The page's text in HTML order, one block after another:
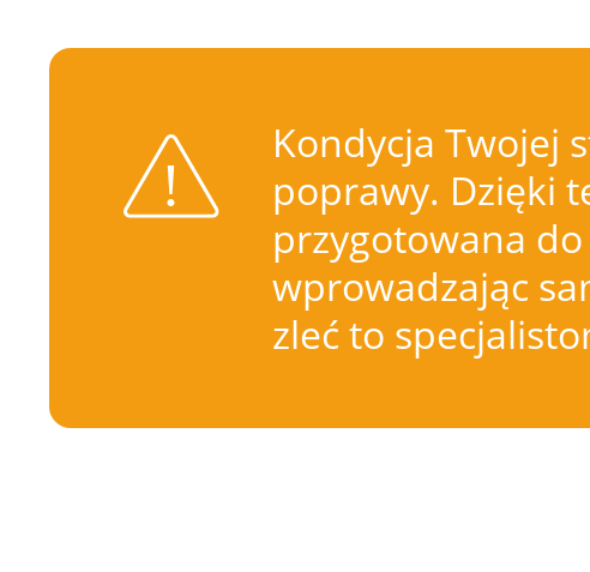
Kondycja Twojej
poprawy. Dzięki
przygotowana
wprowadzając
zleć to